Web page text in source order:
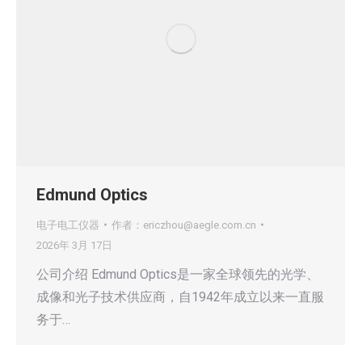
Edmund Optics
电子电工仪器 作者： ericzhou@aegle.com.cn
2026年 3月 17日
公司介绍 Edmund Optics是一家全球领先的光学、
成像和光子技术供应商，自1942年成立以来一直服
务于…